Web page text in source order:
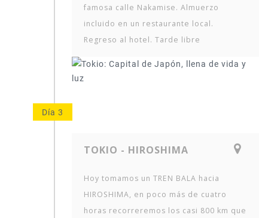
famosa calle Nakamise. Almuerzo
incluido en un restaurante local.
Regreso al hotel. Tarde libre
Día 3
TOKIO - HIROSHIMA
Hoy tomamos un TREN BALA hacia
HIROSHIMA, en poco más de cuatro
horas recorreremos los casi 800 km que